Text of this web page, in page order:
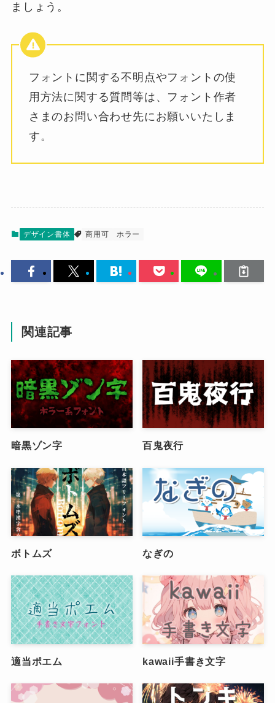
ましょう。
フォントに関する不明点やフォントの使
用方法に関する質問等は、フォント作者
さまのお問い合わせ先にお願いいたしま
す。
デザイン書体 商用可 ホラー
関連記事
暗黒ゾン字 百鬼夜行
ボトムズ なぎの
適当ポエム kawaii手書き文字